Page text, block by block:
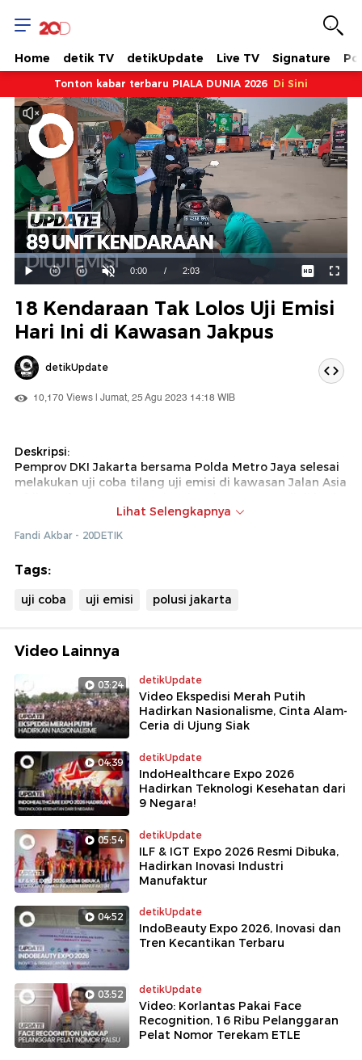
Home detik TV detikUpdate Live TV Signature
Tonton kabar terbaru PIALA DUNIA 2026 Di Sini
Mainkan
Suara
Hidup
Waktu
0:00 / Durasi
2:03
Dimuat:
54.48%
18 Kendaraan Tak Lolos Uji Emisi
Hari Ini di Kawasan Jakpus
detikUpdate
10,170 Views | Jumat, 25 Agu 2023 14:18 WIB
Deskripsi:
Pemprov DKI Jakarta bersama Polda Metro Jaya selesai
melakukan uji coba tilang uji emisi di kawasan Jalan Asia
ini, 18 di antaranya dinyatakan tidak lolos uji emisi.
Lihat Selengkapnya
Fandi Akbar - 20DETIK
Tags:
uji coba uji emisi polusi jakarta
Video Lainnya
03:24 detikUpdate
Video Ekspedisi Merah Putih
Hadirkan Nasionalisme, Cinta Alam-
Ceria di Ujung Siak
04:39 detikUpdate
IndoHealthcare Expo 2026
Hadirkan Teknologi Kesehatan dari
9 Negara!
05:54 detikUpdate
ILF & IGT Expo 2026 Resmi Dibuka,
Hadirkan Inovasi Industri
Manufaktur
04:52 detikUpdate
IndoBeauty Expo 2026, Inovasi dan
Tren Kecantikan Terbaru
03:52 detikUpdate
Video: Korlantas Pakai Face
Recognition, 16 Ribu Pelanggaran
Pelat Nomor Terekam ETLE